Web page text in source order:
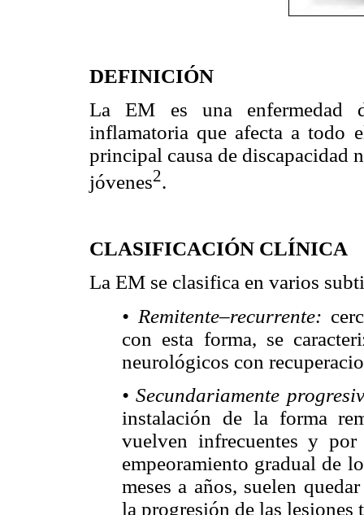
DEFINICIÓN
La EM es una enfermedad
inflamatoria que afecta a todo
principal causa de discapacidad
jóvenes2.
CLASIFICACIÓN CLÍNICA
La EM se clasifica en varios
• Remitente–recurrente:
con esta forma, se
neurológicos con
• Secundariamente
instalación de la forma
vuelven infrecuentes y
empeoramiento gradual de
meses a años, suelen
la progresión de las lesiones